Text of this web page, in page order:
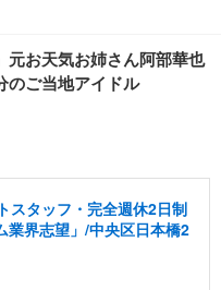
元お天気お姉さん阿部華也
のご当地アイドル
スタッフ・完全週休2日制
業界志望」/中央区日本橋2